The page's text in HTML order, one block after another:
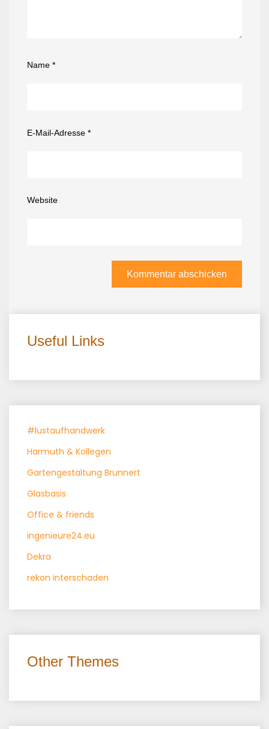
Name *
E-Mail-Adresse *
Website
Useful Links
#lustaufhandwerk
Harmuth & Kollegen
Gartengestaltung Brunnert
Glasbasis
Office & friends
ingenieure24.eu
Dekra
rekon interschaden
Other Themes